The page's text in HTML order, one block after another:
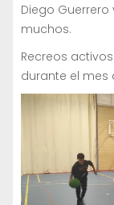
Diego
muchos.
Recreos
durante el mes